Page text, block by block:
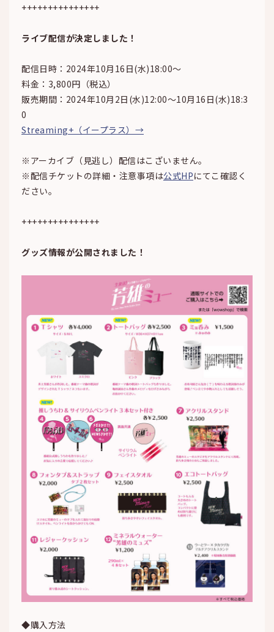
+++++++++++++++
ライブ配信が決定しました！
配信日時：2024年10月16日(水)18:00～
料金：3,800円（税込）
販売期間：2024年10月2日(水)12:00～10月16日(水)18:3
0
Streaming+（イープラス）→
※アーカイブ（見逃し）配信はこざいません。
※配信チケットの詳細・注意事項は公式HPにてこ確認く
ださい。
+++++++++++++++
グッズ情報が公開されました！
◆購入方法